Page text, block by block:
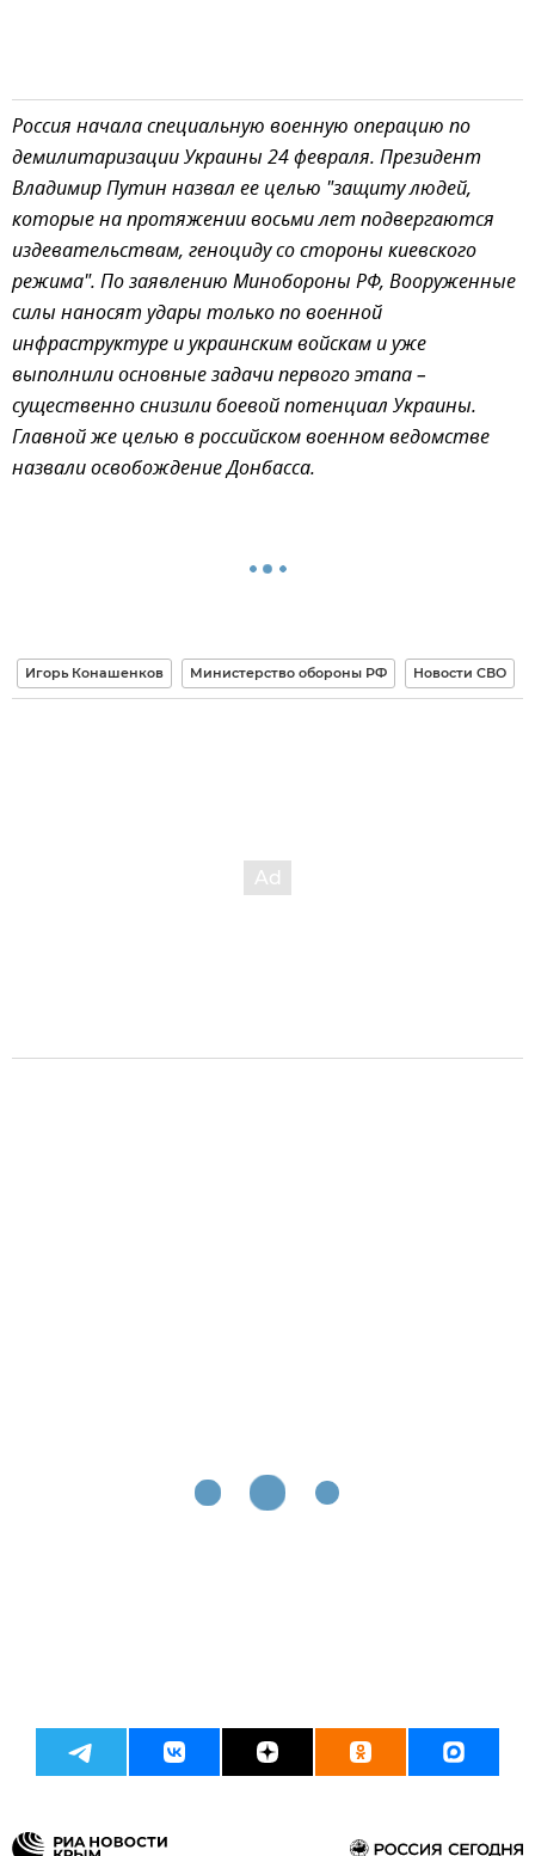
Россия начала специальную военную операцию по
демилитаризации Украины 24 февраля. Президент
Владимир Путин назвал ее целью "защиту людей,
которые на протяжении восьми лет подвергаются
издевательствам, геноциду со стороны киевского
режима". По заявлению Минобороны РФ, Вооруженные
силы наносят удары только по военной
инфраструктуре и украинским войскам и уже
выполнили основные задачи первого этапа –
существенно снизили боевой потенциал Украины.
Главной же целью в российском военном ведомстве
назвали освобождение Донбасса.
Игорь Конашенков Министерство обороны РФ Новости СВО